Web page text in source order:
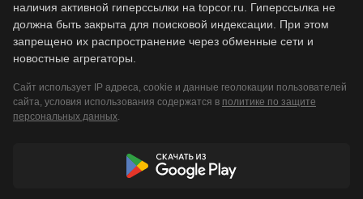
наличия активной гиперссылки на topcor.ru. Гиперссылка не
должна быть закрыта для поисковой индексации. При этом
запрещено их распространение через обменные сети и
новостные агрегаторы.
Сайт использует IP адреса, cookie и данные геолокации пользователей
сайта, условия использования содержатся в политике по защите
персональных данных.